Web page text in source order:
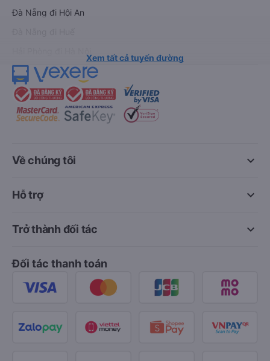
Đà Nẵng đi Hội An
Xem tất cả tuyến đường
keyboard_arrow_down
Về chúng tôi
keyboard_arrow_down
Hỗ trợ
keyboard_arrow_down
Trở thành đối tác
Đối tác thanh toán